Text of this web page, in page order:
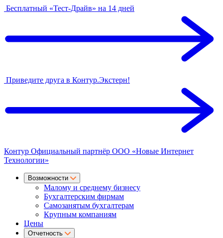
Бесплатный «Тест-Драйв» на 14 дней
Приведите друга в Контур.Экстерн!
Контур Официальный партнёр ООО «Новые Интернет
Технологии»
Возможности
Малому и среднему бизнесу
Бухгалтерским фирмам
Самозанятым бухгалтерам
Крупным компаниям
Цены
Отчетность